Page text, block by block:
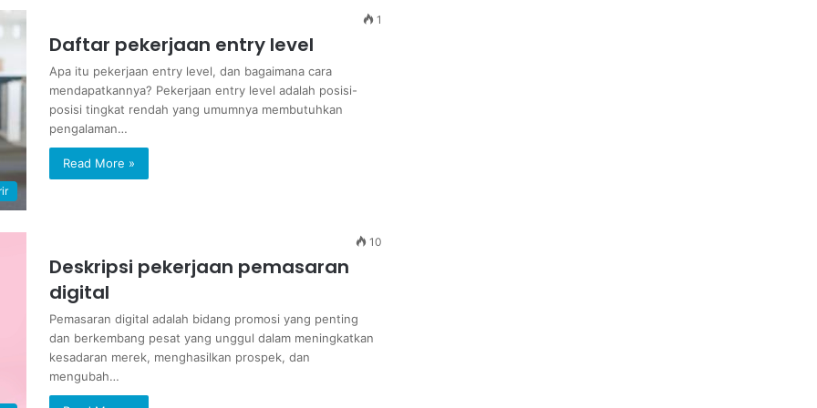
1
Daftar pekerjaan entry level
Apa itu pekerjaan entry level, dan bagaimana cara
mendapatkannya? Pekerjaan entry level adalah posisi-
posisi tingkat rendah yang umumnya membutuhkan
pengalaman…
Read More »
10
Deskripsi pekerjaan pemasaran
digital
Pemasaran digital adalah bidang promosi yang penting
dan berkembang pesat yang unggul dalam meningkatkan
kesadaran merek, menghasilkan prospek, dan
mengubah…